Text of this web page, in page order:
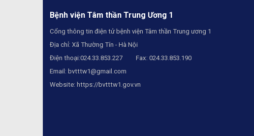
Bệnh viện Tâm thần Trung Ương 1
Cổng thông tin điện tử bệnh viện Tâm thần Trung ương 1
Địa chỉ: Xã Thường Tín - Hà Nội
Điện thoại:024.33.853.227 Fax: 024.33.853.190
Email: bvtttw1@gmail.com
Website: https://bvtttw1.gov.vn